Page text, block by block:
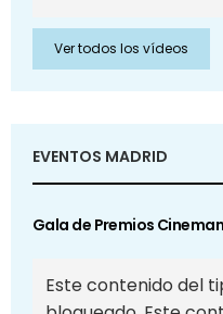
Ver todos los vídeos
EVENTOS MADRID
Gala de Premios
Este contenido del